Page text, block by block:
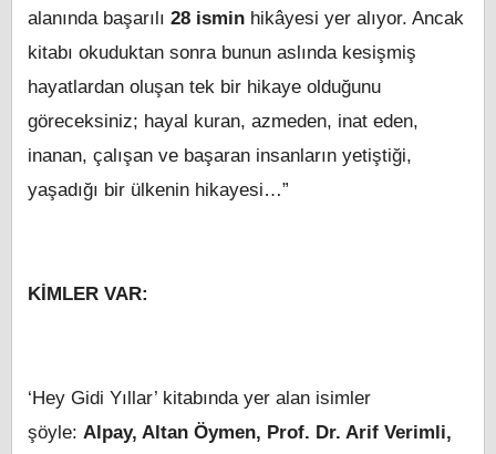
alanında başarılı 28 ismin hikâyesi yer alıyor. Ancak
kitabı okuduktan sonra bunun aslında kesişmiş
hayatlardan oluşan tek bir hikaye olduğunu
göreceksiniz; hayal kuran, azmeden, inat eden,
inanan, çalışan ve başaran insanların yetiştiği,
yaşadığı bir ülkenin hikayesi…”
KİMLER VAR:
‘Hey Gidi Yıllar’ kitabında yer alan isimler
şöyle: Alpay, Altan Öymen, Prof. Dr. Arif Verimli,